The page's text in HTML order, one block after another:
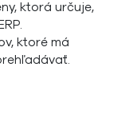
ktorá určuje,
ktoré má